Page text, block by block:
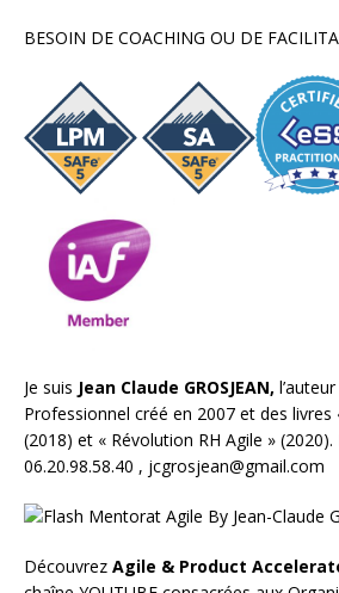
BESOIN DE COACHING OU DE
Je suis Jean Claude GROSJEAN,
Professionnel créé en 2007 et des livres
(2018) et « Révolution RH Agile »
06.20.98.58.40 , jcgrosjean@gmail.com
Découvrez Agile & Product